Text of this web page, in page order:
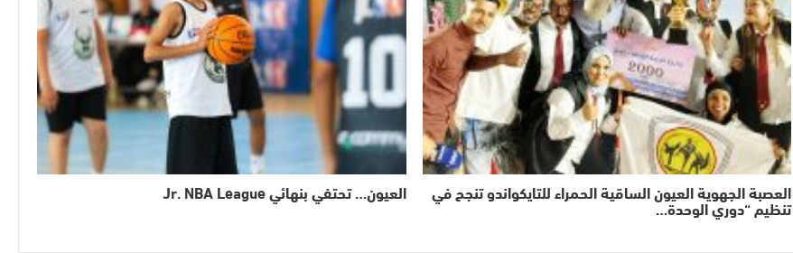
العصبة الجهوية العيون الساقية الحمراء للتايكواندو تنجح في
تنظيم “دوري الوحدة…
العيون… تحتفي بنهائي Jr. NBA League